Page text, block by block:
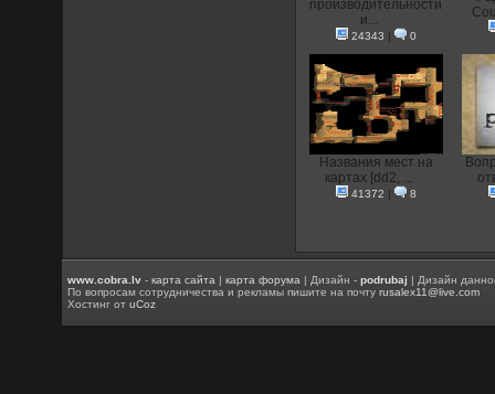
производительности
и...
24343 | 0
Названия мест на
картах [dd2, ...
41372 | 8
www.cobra.lv -карта сайта |карта форума | Дизайн -podrubaj | Дизайн
По вопросам сотрудничества и рекламы пишите на почтуrusalex11@live.com
Хостинг отuCoz